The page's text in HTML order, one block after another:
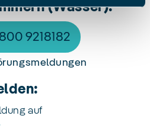
(Wasser):
9218182
auf